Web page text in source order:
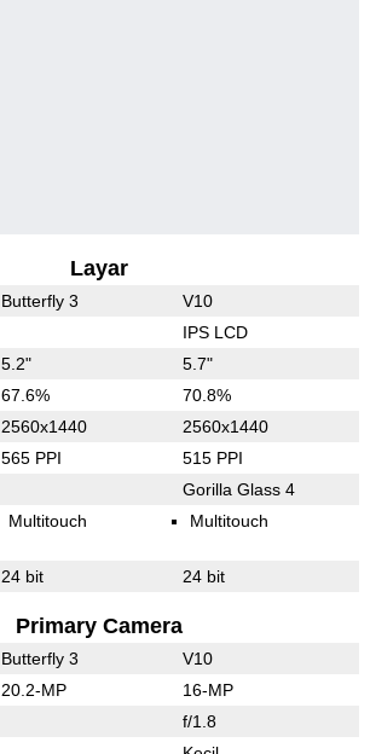
Layar
Butterfly 3 V10
IPS LCD
5.2" 5.7"
67.6% 70.8%
2560x1440 2560x1440
565 PPI 515 PPI
Gorilla Glass 4
Multitouch Multitouch
24 bit 24 bit
Primary Camera
Butterfly 3 V10
20.2-MP 16-MP
f/1.8